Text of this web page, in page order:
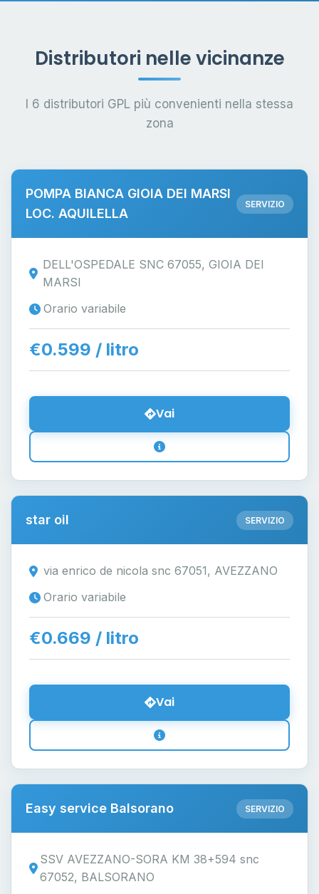
Distributori nelle vicinanze
I 6 distributori GPL più convenienti nella stessa
zona
POMPA BIANCA GIOIA DEI MARSI
LOC. AQUILELLA
SERVIZIO
DELL'OSPEDALE SNC 67055, GIOIA DEI
MARSI
Orario variabile
€0.599 / litro
Vai
star oil SERVIZIO
via enrico de nicola snc 67051, AVEZZANO
Orario variabile
€0.669 / litro
Vai
Easy service Balsorano SERVIZIO
SSV AVEZZANO-SORA KM 38+594 snc
67052, BALSORANO